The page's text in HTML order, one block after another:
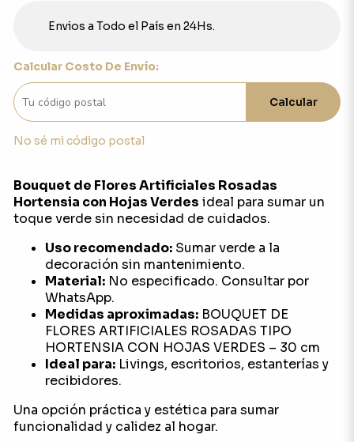
Envios a Todo el País en 24Hs.
Calcular Costo De Envío:
Calcular
No sé mi código postal
Bouquet de Flores Artificiales Rosadas
Hortensia con Hojas Verdes ideal para sumar un
toque verde sin necesidad de cuidados.
Uso recomendado:Sumar verde a la
decoración sin mantenimiento.
Material:No especificado. Consultar por
WhatsApp.
Medidas aproximadas:BOUQUET DE
FLORES ARTIFICIALES ROSADAS TIPO
HORTENSIA CON HOJAS VERDES – 30 cm
Ideal para:Livings, escritorios, estanterías y
recibidores.
Una opción práctica y estética para sumar
funcionalidad y calidez al hogar.